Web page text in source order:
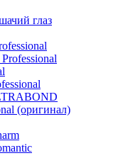
глаз
(оригинал)